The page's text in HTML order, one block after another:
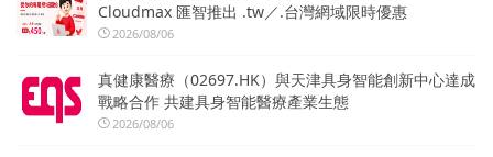
Cloudmax 匯智推出 .tw／.台灣網域限時優惠
2026/08/06
真健康醫療（02697.HK）與天津具身智能創新中心達成
戰略合作 共建具身智能醫療產業生態
2026/08/06